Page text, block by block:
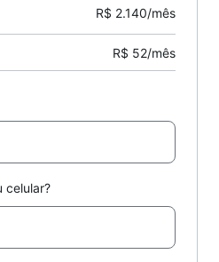
R$ 2.140/mês
R$ 52/mês
celular?